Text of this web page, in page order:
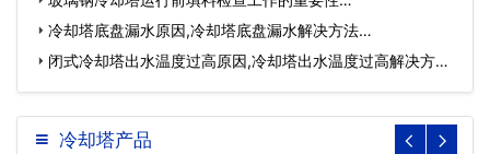
冷却塔底盘漏水原因,冷却塔底盘漏水解决方法…
闭式冷却塔出水温度过高原因,冷却塔出水温度过高解决方
法…
冷却塔产品